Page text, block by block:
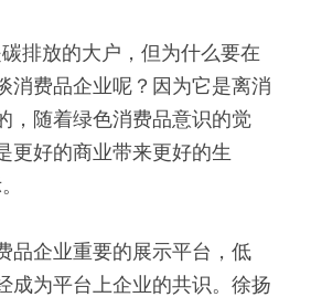
排放的大户，但为什么要在
消费品企业呢？因为它是离消
，随着绿色消费品意识的觉
更好的商业带来更好的生
品企业重要的展示平台，低
成为平台上企业的共识。徐扬